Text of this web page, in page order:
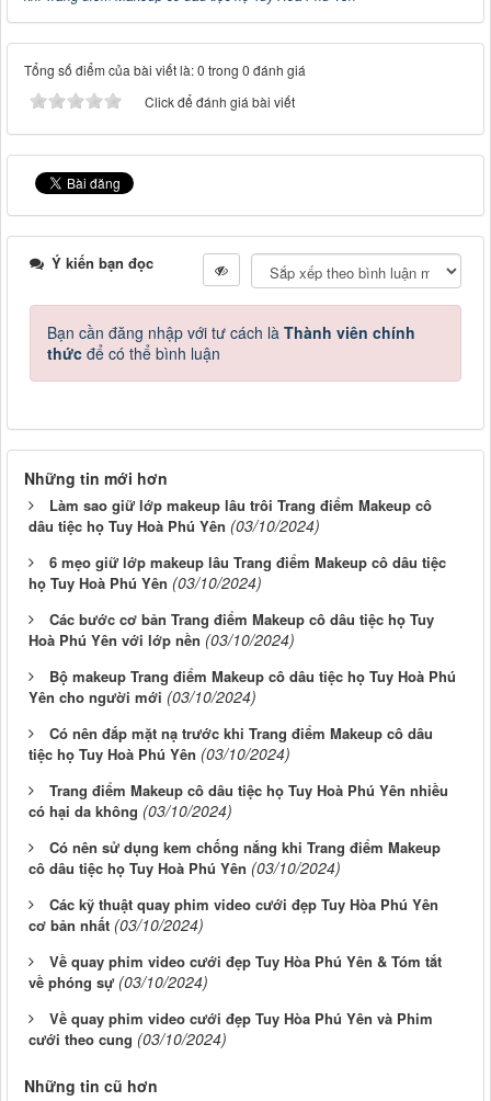
Tổng số điểm của bài viết là: 0 trong 0 đánh giá
Click để đánh giá bài viết
Ý kiến bạn đọc
Bạn cần đăng nhập với tư cách là Thành viên chính
thức để có thể bình luận
Những tin mới hơn
Làm sao giữ lớp makeup lâu trôi Trang điểm Makeup cô
dâu tiệc họ Tuy Hoà Phú Yên (03/10/2024)
6 mẹo giữ lớp makeup lâu Trang điểm Makeup cô dâu tiệc
họ Tuy Hoà Phú Yên (03/10/2024)
Các bước cơ bản Trang điểm Makeup cô dâu tiệc họ Tuy
Hoà Phú Yên với lớp nền (03/10/2024)
Bộ makeup Trang điểm Makeup cô dâu tiệc họ Tuy Hoà Phú
Yên cho người mới (03/10/2024)
Có nên đắp mặt nạ trước khi Trang điểm Makeup cô dâu
tiệc họ Tuy Hoà Phú Yên (03/10/2024)
Trang điểm Makeup cô dâu tiệc họ Tuy Hoà Phú Yên nhiều
có hại da không (03/10/2024)
Có nên sử dụng kem chống nắng khi Trang điểm Makeup
cô dâu tiệc họ Tuy Hoà Phú Yên (03/10/2024)
Các kỹ thuật quay phim video cưới đẹp Tuy Hòa Phú Yên
cơ bản nhất (03/10/2024)
Về quay phim video cưới đẹp Tuy Hòa Phú Yên & Tóm tắt
về phóng sự (03/10/2024)
Về quay phim video cưới đẹp Tuy Hòa Phú Yên và Phim
cưới theo cung (03/10/2024)
Những tin cũ hơn